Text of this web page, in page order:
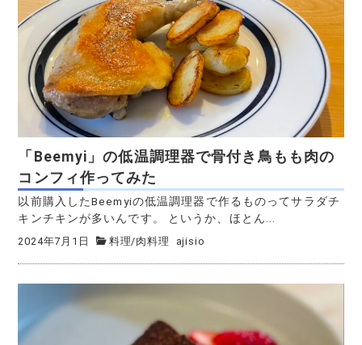
「Beemyi」の低温調理器で骨付き鳥もも肉の
コンフィ作ってみた
以前購入したBeemyiの低温調理器で作るものってサラダチ
キンチキンが多いんです。 というか、ほとん...
2024年7月1日 料理/肉料理 ajisio